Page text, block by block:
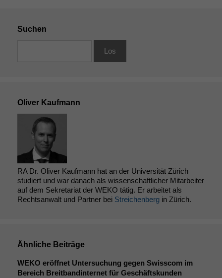
Suchen
Oliver Kaufmann
RA Dr. Oliver Kaufmann hat an der Universität Zürich
studiert und war danach als wissenschaftlicher Mitarbeiter
auf dem Sekretariat der WEKO tätig. Er arbeitet als
Rechtsanwalt und Partner bei Streichenberg in Zürich.
Ähnliche Beiträge
WEKO eröffnet Untersuchung gegen Swisscom im
Bereich Breitbandinternet für Geschäftskunden